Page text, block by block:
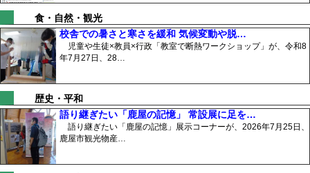
食・自然・観光
校舎での暑さと寒さを緩和 気候変動や脱…
児童や生徒×教員×行政「教室で断熱ワークショップ」が、令和8
年7月27日、28…
歴史・平和
語り継ぎたい「鹿屋の記憶」 常設展に足を…
語り継ぎたい「鹿屋の記憶」展示コーナーが、2026年7月25日、
鹿屋市観光物産…